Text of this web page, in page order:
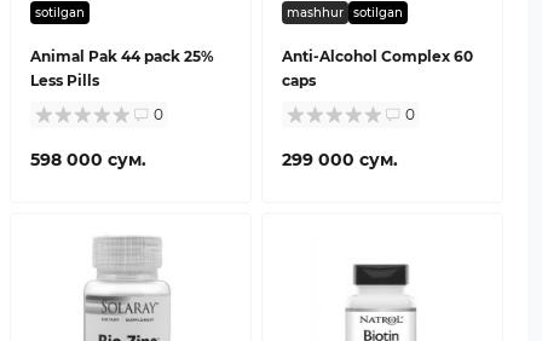
sotilgan
Animal Pak 44 pack 25%
Less Pills
0
598 000 сум.
mashhur sotilgan
Anti-Alcohol Complex 60
caps
0
299 000 сум.